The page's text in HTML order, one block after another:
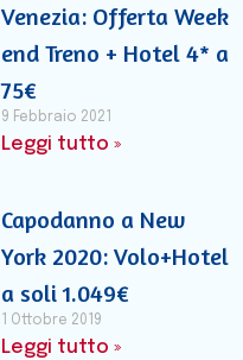
Venezia: Offerta Week
end Treno + Hotel 4* a
75€
9 Febbraio 2021
Leggi tutto »
Capodanno a New
York 2020: Volo+Hotel
a soli 1.049€
1 Ottobre 2019
Leggi tutto »